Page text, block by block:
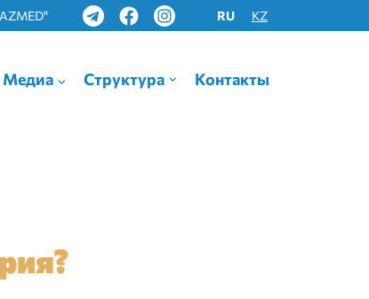
Выберите язык
RU KZ
Медиа Структура Контакты